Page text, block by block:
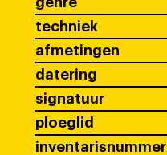
techniek
afmetingen
datering
signatuur
ploeglid
inventarisnummer